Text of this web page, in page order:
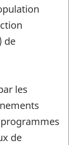
de
les
de